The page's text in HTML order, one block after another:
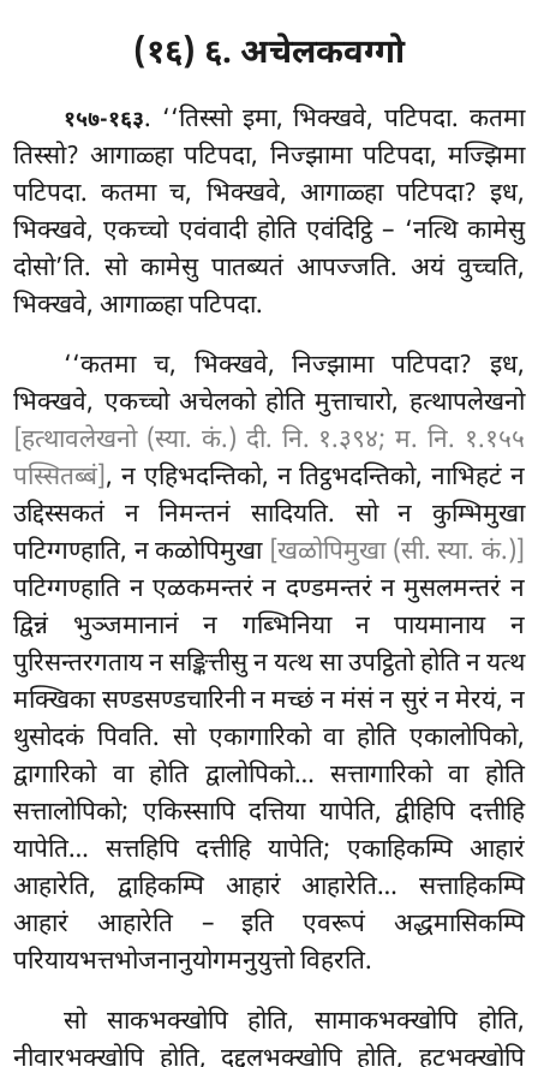
(१६) ६. अचेलकवग्गो
१५७-१६३. ‘‘तिस्सो इमा, भिक्खवे, पटिपदा. कतमा
तिस्सो? आगाळ्हा पटिपदा, निज्झामा पटिपदा, मज्झिमा
पटिपदा. कतमा च, भिक्खवे, आगाळ्हा पटिपदा? इध,
भिक्खवे, एकच्चो एवंवादी होति एवंदिट्ठि – ‘नत्थि कामेसु
दोसो’ति. सो कामेसु पातब्यतं आपज्जति. अयं वुच्चति,
भिक्खवे, आगाळ्हा पटिपदा.
‘‘कतमा च, भिक्खवे, निज्झामा पटिपदा? इध,
भिक्खवे, एकच्चो अचेलको होति मुत्ताचारो, हत्थापलेखनो
[हत्थावलेखनो (स्या. कं.) दी. नि. १.३९४; म. नि. १.१५५
पस्सितब्बं], न एहिभदन्तिको, न तिट्ठभदन्तिको, नाभिहटं न
उद्दिस्सकतं न निमन्तनं सादियति. सो न कुम्भिमुखा
पटिग्गण्हाति, न कळोपिमुखा [खळोपिमुखा (सी. स्या. कं.)]
पटिग्गण्हाति न एळकमन्तरं न दण्डमन्तरं न मुसलमन्तरं न
द्विन्नं भुञ्जमानानं न गब्भिनिया न पायमानाय न
पुरिसन्तरगताय न सङ्कित्तीसु न यत्थ सा उपट्ठितो होति न यत्थ
मक्खिका सण्डसण्डचारिनी न मच्छं न मंसं न सुरं न मेरयं, न
थुसोदकं पिवति. सो एकागारिको वा होति एकालोपिको,
द्वागारिको वा होति द्वालोपिको… सत्तागारिको वा होति
सत्तालोपिको; एकिस्सापि दत्तिया यापेति, द्वीहिपि दत्तीहि
यापेति… सत्तहिपि दत्तीहि यापेति; एकाहिकम्पि आहारं
आहारेति, द्वाहिकम्पि आहारं आहारेति… सत्ताहिकम्पि
आहारं आहारेति – इति एवरूपं अद्धमासिकम्पि
परियायभत्तभोजनानुयोगमनुयुत्तो विहरति.
सो साकभक्खोपि होति, सामाकभक्खोपि होति,
नीवारभक्खोपि होति, दद्दुलभक्खोपि होति, हटभक्खोपि